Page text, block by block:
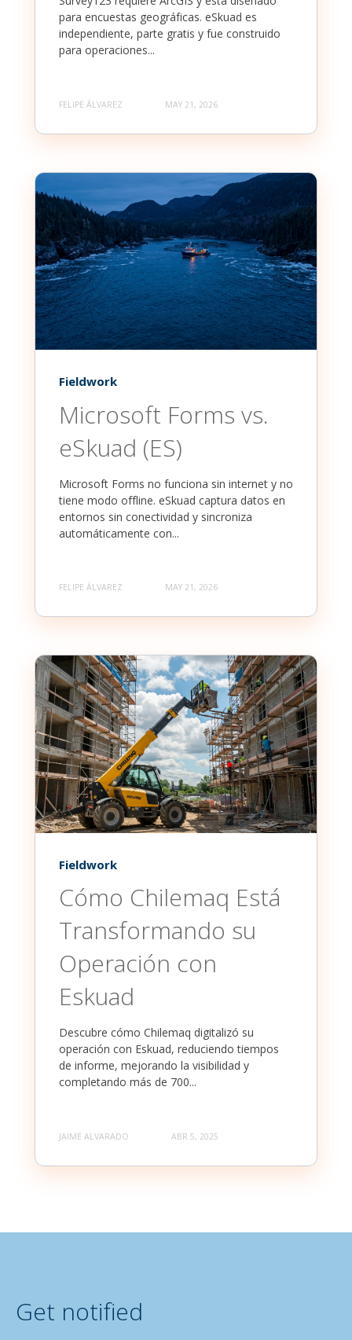
para encuestas geográficas. eSkuad es
independiente, parte gratis y fue construido
para operaciones...
FELIPE ÁLVAREZ MAY 21, 2026
Fieldwork
Microsoft Forms vs.
eSkuad (ES)
Microsoft Forms no funciona sin internet y no
tiene modo offline. eSkuad captura datos en
entornos sin conectividad y sincroniza
automáticamente con...
FELIPE ÁLVAREZ MAY 21, 2026
Fieldwork
Cómo Chilemaq Está
Transformando su
Operación con
Eskuad
Descubre cómo Chilemaq digitalizó su
operación con Eskuad, reduciendo tiempos
de informe, mejorando la visibilidad y
completando más de 700...
JAIME ALVARADO ABR 5, 2025
Get notified